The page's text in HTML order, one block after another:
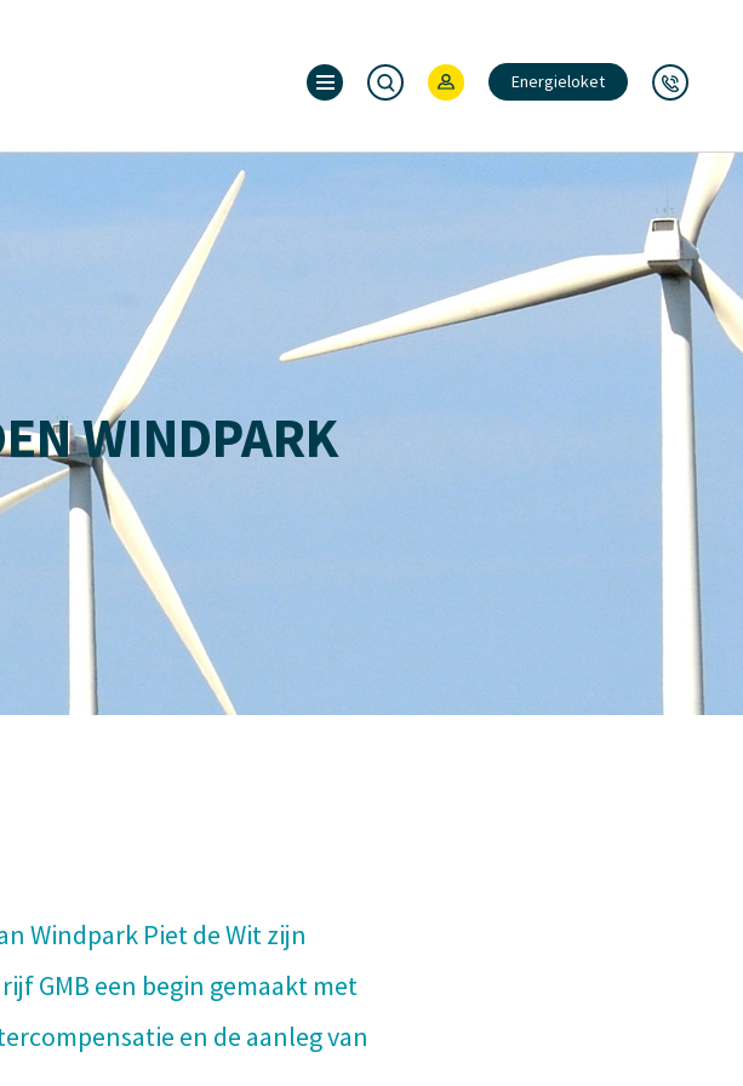
Energieloket
WINDPARK
Windpark Piet de Wit zijn
GMB een begin gemaakt met
en de aanleg van